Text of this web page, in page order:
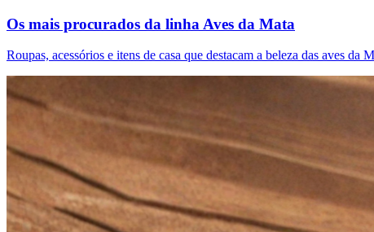
Os mais procurados da linha Aves da Mata
Roupas, acessórios e itens de casa que destacam a beleza das aves da